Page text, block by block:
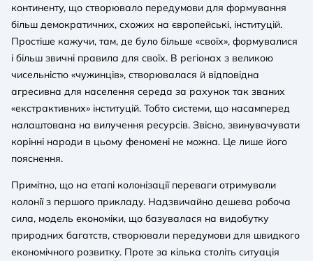
континенту, що створювало передумови для формування
більш демократичних, схожих на європейські, інституцій.
Простіше кажучи, там, де було більше «своїх», формувалися
і більш звичні правила для своїх. В регіонах з великою
чисельністю «чужинців», створювалася й відповідна
агресивна для населення середа за рахунок так званих
«екстрактивних» інституцій. Тобто системи, що насамперед
налаштована на вилучення ресурсів. Звісно, звинувачувати
корінні народи в цьому феномені не можна. Це лише його
пояснення.
Примітно, що на етапі колонізації переваги отримували
колонії з першого прикладу. Надзвичайно дешева робоча
сила, модель економіки, що базувалася на видобутку
природних багатств, створювали передумови для швидкого
економічного розвитку. Проте за кілька століть ситуація